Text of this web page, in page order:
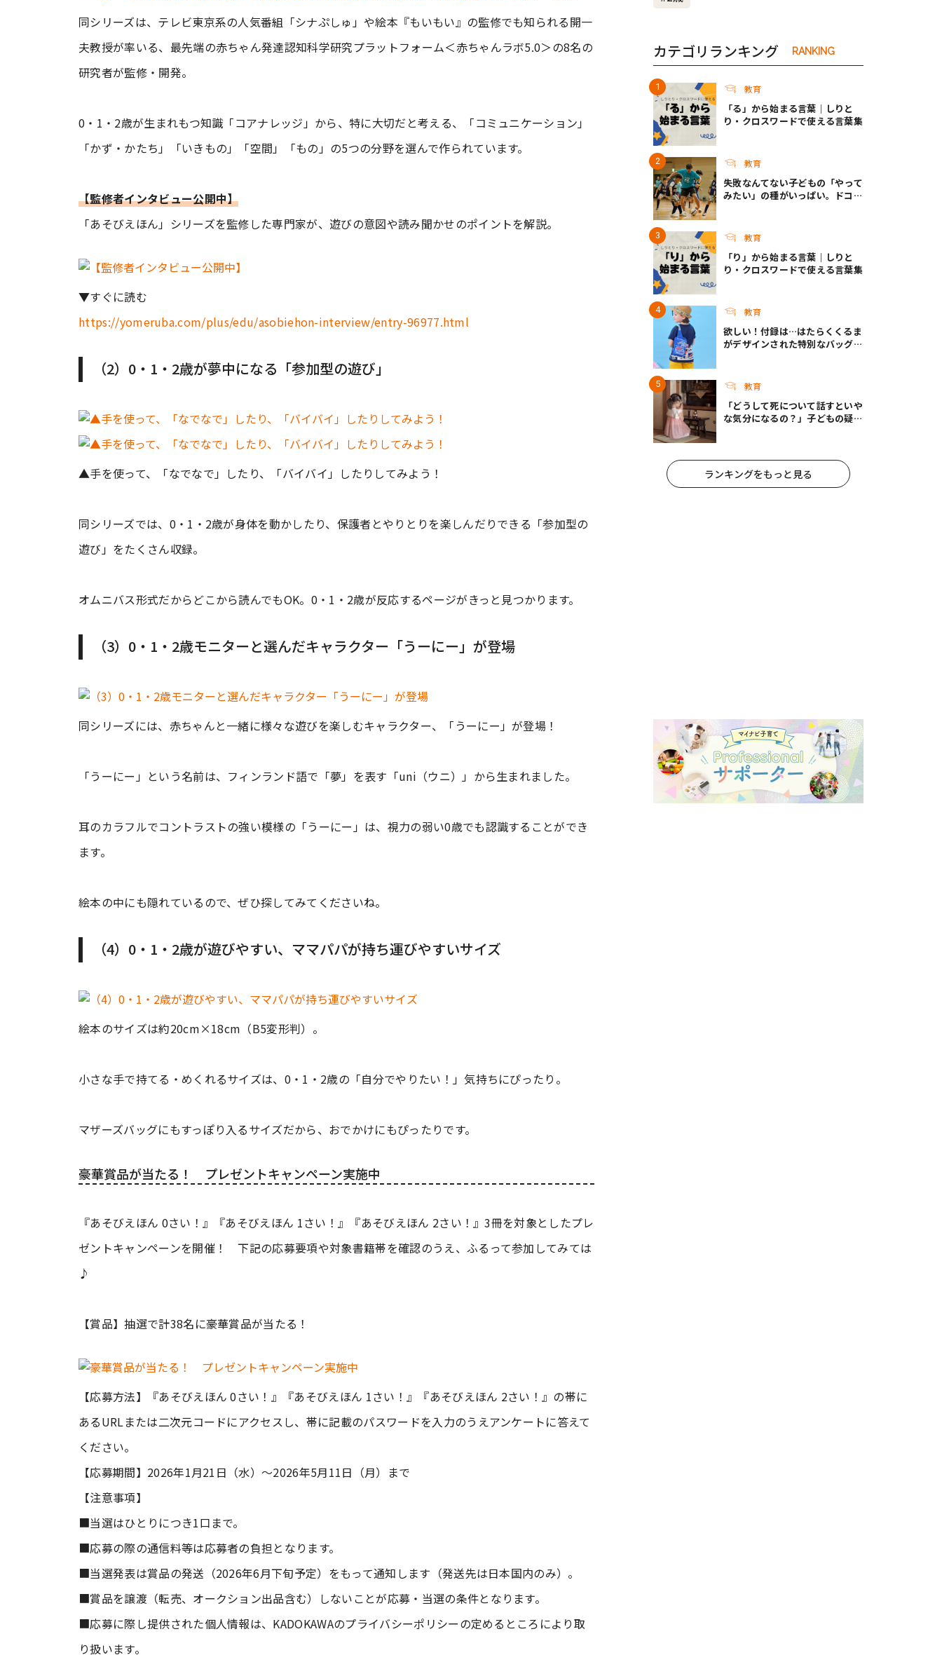
同シリーズは、テレビ東京系の人気番組「シナぷしゅ」や絵本『もいもい』の監修でも知られる開一
夫教授が率いる、最先端の赤ちゃん発達認知科学研究プラットフォーム＜赤ちゃんラボ5.0＞の8名の
研究者が監修・開発。
0・1・2歳が生まれもつ知識「コアナレッジ」から、特に大切だと考える、「コミュニケーション」
「かず・かたち」「いきもの」「空間」「もの」の5つの分野を選んで作られています。
【監修者インタビュー公開中】
「あそびえほん」シリーズを監修した専門家が、遊びの意図や読み聞かせのポイントを解説。
▼すぐに読む
https://yomeruba.com/plus/edu/asobiehon-interview/entry-96977.html
（2）0・1・2歳が夢中になる「参加型の遊び」
▲手を使って、「なでなで」したり、「バイバイ」したりしてみよう！
同シリーズでは、0・1・2歳が身体を動かしたり、保護者とやりとりを楽しんだりできる「参加型の
遊び」をたくさん収録。
オムニバス形式だからどこから読んでもOK。0・1・2歳が反応するページがきっと見つかります。
（3）0・1・2歳モニターと選んだキャラクター「うーにー」が登場
同シリーズには、赤ちゃんと一緒に様々な遊びを楽しむキャラクター、「うーにー」が登場！
「うーにー」という名前は、フィンランド語で「夢」を表す「uni（ウニ）」から生まれました。
耳のカラフルでコントラストの強い模様の「うーにー」は、視力の弱い0歳でも認識することができ
ます。
絵本の中にも隠れているので、ぜひ探してみてくださいね。
（4）0・1・2歳が遊びやすい、ママパパが持ち運びやすいサイズ
絵本のサイズは約20cm×18cm（B5変形判）。
小さな手で持てる・めくれるサイズは、0・1・2歳の「自分でやりたい！」気持ちにぴったり。
マザーズバッグにもすっぽり入るサイズだから、おでかけにもぴったりです。
豪華賞品が当たる！ プレゼントキャンペーン実施中
『あそびえほん 0さい！』『あそびえほん 1さい！』『あそびえほん 2さい！』3冊を対象としたプレ
ゼントキャンペーンを開催！ 下記の応募要項や対象書籍帯を確認のうえ、ふるって参加してみては
♪
【賞品】抽選で計38名に豪華賞品が当たる！
【応募方法】『あそびえほん 0さい！』『あそびえほん 1さい！』『あそびえほん 2さい！』の帯に
あるURLまたは二次元コードにアクセスし、帯に記載のパスワードを入力のうえアンケートに答えて
ください。
【応募期間】2026年1月21日（水）〜2026年5月11日（月）まで
【注意事項】
■当選はひとりにつき1口まで。
■応募の際の通信料等は応募者の負担となります。
■当選発表は賞品の発送（2026年6月下旬予定）をもって通知します（発送先は日本国内のみ）。
■賞品を譲渡（転売、オークション出品含む）しないことが応募・当選の条件となります。
■応募に際し提供された個人情報は、KADOKAWAのプライバシーポリシーの定めるところにより取
り扱います。
カテゴリランキング RANKING
教育
「る」から始まる言葉｜しりと
り・クロスワードで使える言葉集
教育
失敗なんてない――子どもの「やって
みたい」の種がいっぱい。ドコモ
教育
「り」から始まる言葉｜しりと
り・クロスワードで使える言葉集
教育
欲しい！付録は…はたらくくるま
がデザインされた特別なバッグ！
教育
「どうして死について話すといや
な気分になるの？」子どもの疑問
ランキングをもっと見る